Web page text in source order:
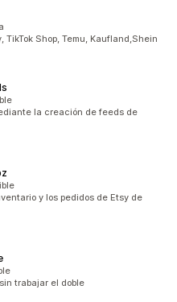
Shop, Temu, Kaufland,Shein
la creación de feeds de
y los pedidos de Etsy de
trabajar el doble